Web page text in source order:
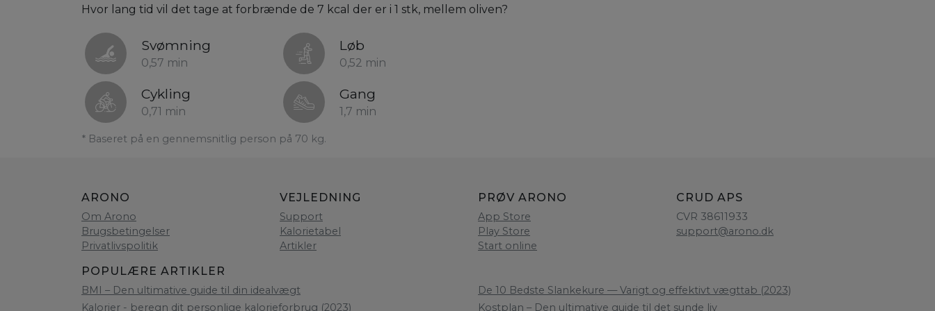
Hvor lang tid vil det tage at forbrænde de 7 kcal der er i 1 stk, mellem oliven?
Svømning
0,57 min
Løb
0,52 min
Cykling
0,71 min
Gang
1,7 min
* Baseret på en gennemsnitlig person på 70 kg.
ARONO
Om Arono
Brugsbetingelser
Privatlivspolitik
VEJLEDNING
Support
Kalorietabel
Artikler
PRØV ARONO
App Store
Play Store
Start online
CRUD APS
CVR 38611933
support@arono.dk
POPULÆRE ARTIKLER
BMI – Den ultimative guide til din idealvægt
Kalorier - beregn dit personlige kalorieforbrug (2023)
De 10 Bedste Slankekure — Varigt og effektivt vægttab (2023)
Kostplan – Den ultimative guide til det sunde liv